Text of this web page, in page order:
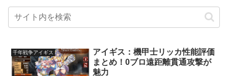
千年戦争アイギス
アイギス：機甲士リッカ性能評価
まとめ！0ブロ遠距離貫通攻撃が
魅力